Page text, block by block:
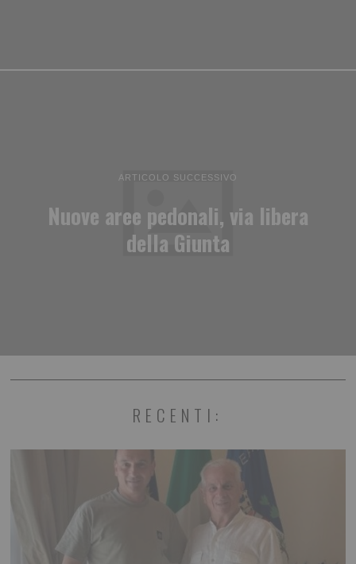
ARTICOLO SUCCESSIVO
Nuove aree pedonali, via libera
della Giunta
RECENTI: